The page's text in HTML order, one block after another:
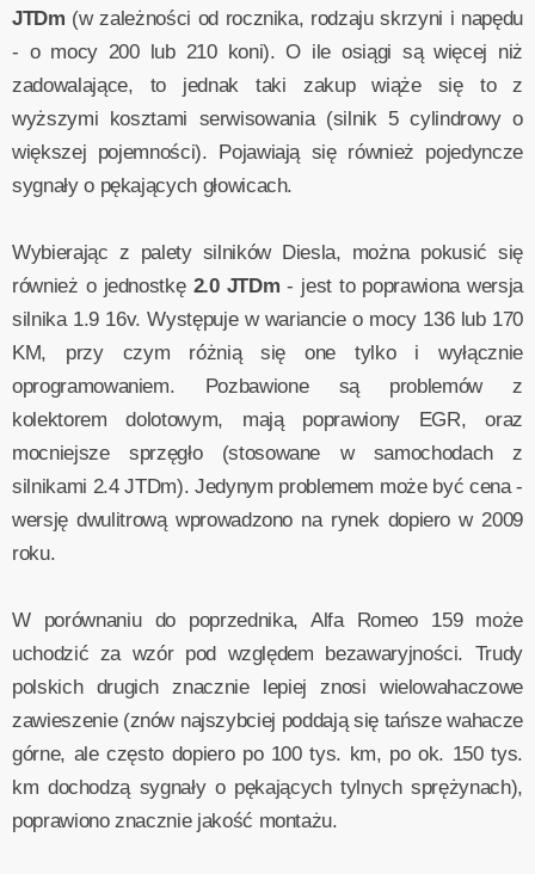
JTDm (w zależności od rocznika, rodzaju skrzyni i napędu
- o mocy 200 lub 210 koni). O ile osiągi są więcej niż
zadowalające, to jednak taki zakup wiąże się to z
wyższymi kosztami serwisowania (silnik 5 cylindrowy o
większej pojemności). Pojawiają się również pojedyncze
sygnały o pękających głowicach.
Wybierając z palety silników Diesla, można pokusić się
również o jednostkę 2.0 JTDm - jest to poprawiona wersja
silnika 1.9 16v. Występuje w wariancie o mocy 136 lub 170
KM, przy czym różnią się one tylko i wyłącznie
oprogramowaniem. Pozbawione są problemów z
kolektorem dolotowym, mają poprawiony EGR, oraz
mocniejsze sprzęgło (stosowane w samochodach z
silnikami 2.4 JTDm). Jedynym problemem może być cena -
wersję dwulitrową wprowadzono na rynek dopiero w 2009
roku.
W porównaniu do poprzednika, Alfa Romeo 159 może
uchodzić za wzór pod względem bezawaryjności. Trudy
polskich drugich znacznie lepiej znosi wielowahaczowe
zawieszenie (znów najszybciej poddają się tańsze wahacze
górne, ale często dopiero po 100 tys. km, po ok. 150 tys.
km dochodzą sygnały o pękających tylnych sprężynach),
poprawiono znacznie jakość montażu.